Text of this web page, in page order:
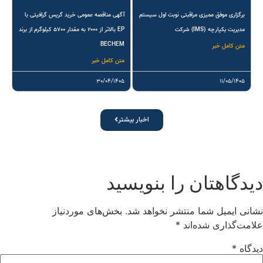
برگزاری موفق ممیزی مراقبتی نوبت اول سیستم
مدیریت یکپارچه (IMS) شرکت
متن کامل خبر
۱۱/۰۵/۱۴۰۵
آگهی مناقصه عمومی خرید گریس گرافیتی با
EP بالاتر از ۲۰۰۰ به مقدار ۵۷۰۰ کیلوگرم از برند
BECHEM
متن کامل خبر
۳۰/۰۴/۱۴۰۵
اخبار بیشتر
را بنویسید
ایمیل شما منتشر نخواهد شد. بخش‌های موردنیاز
شده‌اند*
*